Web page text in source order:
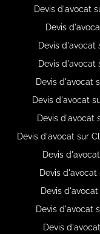
Devis d'avocat
Devis
Devis d'avocat
Devis d'avocat
Devis d'avocat
Devis d'avocat
Devis d'avocat
Devis d'avocat sur
Devis
Devis
Devis
Devis d'avocat
Devis